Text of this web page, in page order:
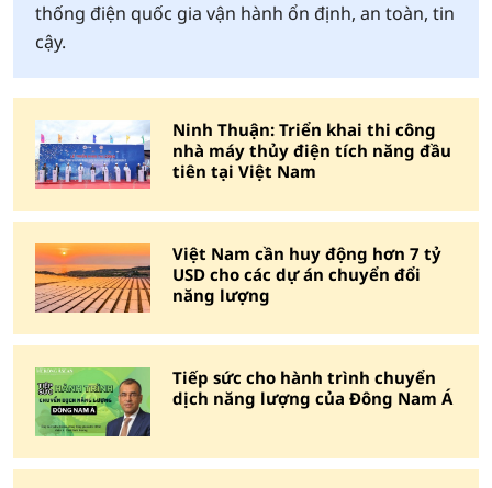
thống điện quốc gia vận hành ổn định, an toàn, tin
cậy.
Ninh Thuận: Triển khai thi công
nhà máy thủy điện tích năng đầu
tiên tại Việt Nam
Việt Nam cần huy động hơn 7 tỷ
USD cho các dự án chuyển đổi
năng lượng
Tiếp sức cho hành trình chuyển
dịch năng lượng của Đông Nam Á